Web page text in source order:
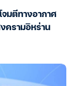
มตีทางอากาศ
ครามอิหร่าน